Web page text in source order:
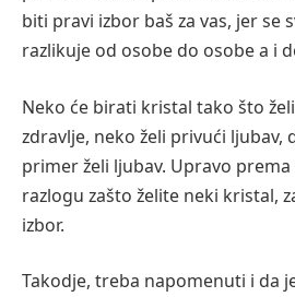
biti pravi izbor baš za vas, jer se
razlikuje od osobe do osobe a i
Neko će birati kristal tako što
zdravlje, neko želi privući ljubav,
primer želi ljubav. Upravo
razlogu zašto želite neki kristal,
izbor.
Takodje, treba napomenuti i da